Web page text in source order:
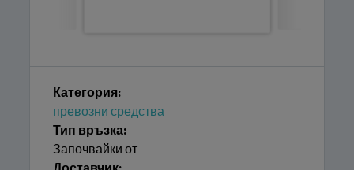
Категория:
превозни средства
Тип връзка:
Започвайки от